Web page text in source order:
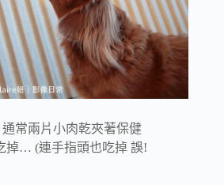
常兩片小肉乾夾著保健
掉… (連手指頭也吃掉 誤!